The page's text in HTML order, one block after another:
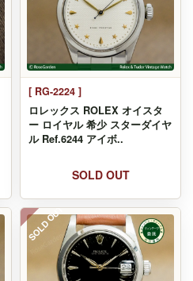
[ RG-2224 ]
ロレックス ROLEX オイスタ
ー ロイヤル 希少 スターダイヤ
ル Ref.6244 アイボ..
SOLD OUT
SOLD OUT